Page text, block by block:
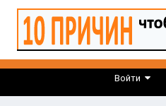
Войти